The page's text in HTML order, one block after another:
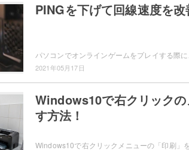
PINGを下げて回線速度を改
2021年05月17日
Windows10で右クリック
す方法！